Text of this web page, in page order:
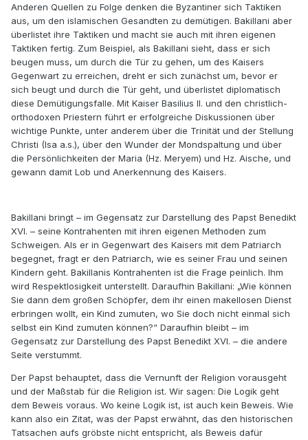
Anderen Quellen zu Folge denken die Byzantiner sich Taktiken
aus, um den islamischen Gesandten zu demütigen. Bakillani aber
überlistet ihre Taktiken und macht sie auch mit ihren eigenen
Taktiken fertig. Zum Beispiel, als Bakillani sieht, dass er sich
beugen muss, um durch die Tür zu gehen, um des Kaisers
Gegenwart zu erreichen, dreht er sich zunächst um, bevor er
sich beugt und durch die Tür geht, und überlistet diplomatisch
diese Demütigungsfalle. Mit Kaiser Basilius II. und den christlich-
orthodoxen Priestern führt er erfolgreiche Diskussionen über
wichtige Punkte, unter anderem über die Trinität und der Stellung
Christi (Isa a.s.), über den Wunder der Mondspaltung und über
die Persönlichkeiten der Maria (Hz. Meryem) und Hz. Aische, und
gewann damit Lob und Anerkennung des Kaisers.
Bakillani bringt – im Gegensatz zur Darstellung des Papst Benedikt
XVI. – seine Kontrahenten mit ihren eigenen Methoden zum
Schweigen. Als er in Gegenwart des Kaisers mit dem Patriarch
begegnet, fragt er den Patriarch, wie es seiner Frau und seinen
Kindern geht. Bakillanis Kontrahenten ist die Frage peinlich. Ihm
wird Respektlosigkeit unterstellt. Daraufhin Bakillani: „Wie können
Sie dann dem großen Schöpfer, dem ihr einen makellosen Dienst
erbringen wollt, ein Kind zumuten, wo Sie doch nicht einmal sich
selbst ein Kind zumuten können?“ Daraufhin bleibt – im
Gegensatz zur Darstellung des Papst Benedikt XVI. – die andere
Seite verstummt.
Der Papst behauptet, dass die Vernunft der Religion vorausgeht
und der Maßstab für die Religion ist. Wir sagen: Die Logik geht
dem Beweis voraus. Wo keine Logik ist, ist auch kein Beweis. Wie
kann also ein Zitat, was der Papst erwähnt, das den historischen
Tatsachen aufs gröbste nicht entspricht, als Beweis dafür